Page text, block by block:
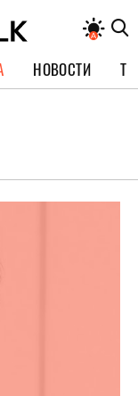
НОВОСТИ